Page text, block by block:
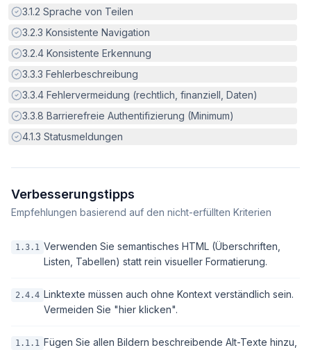
Erfüllt:
3.1.2 Sprache von Teilen
Erfüllt:
3.2.3 Konsistente Navigation
Erfüllt:
3.2.4 Konsistente Erkennung
Erfüllt:
3.3.3 Fehlerbeschreibung
Erfüllt:
3.3.4 Fehlervermeidung (rechtlich, finanziell, Daten)
Erfüllt:
3.3.8 Barrierefreie Authentifizierung (Minimum)
Erfüllt:
4.1.3 Statusmeldungen
Verbesserungstipps
Empfehlungen basierend auf den nicht-erfüllten Kriterien
1.3.1 Verwenden Sie semantisches HTML (Überschriften,
Listen, Tabellen) statt rein visueller Formatierung.
2.4.4 Linktexte müssen auch ohne Kontext verständlich sein.
Vermeiden Sie "hier klicken".
1.1.1 Fügen Sie allen Bildern beschreibende Alt-Texte hinzu,